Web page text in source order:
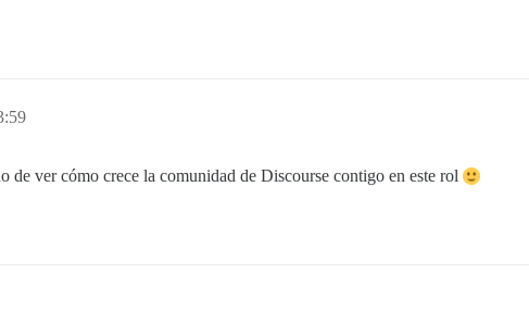
de ver cómo crece la comunidad de Discourse contigo en este rol